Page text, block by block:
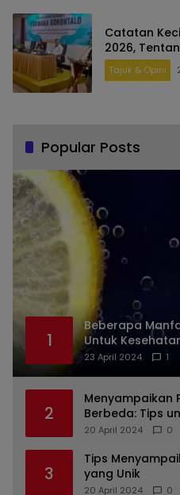
Catatan
2026,
Tajuk & Opini
Popular Posts
1
Beberapa
Untuk
23 April 2024 1
2
Menyampaikan
Berbeda: Tips
dan Unik
20 April 2024 0
3
Tips
yang Unik
20 April 2024 0